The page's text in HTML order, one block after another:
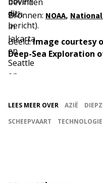
dit
bericht).
zich
in
Jakarta
en
Seattle
en
satellietverbinding
Bronnen: NOAA,
Beeld:Image courtesy
Deep-Sea Exploration
LEES MEER OVER AZIË
SCHEEPVAART
TECHNOLOGIE